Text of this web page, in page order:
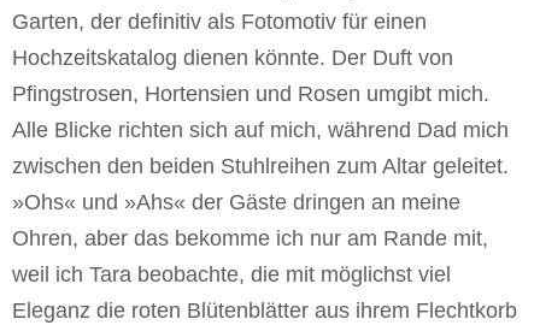
Garten, der definitiv als Fotomotiv für einen
Hochzeitskatalog dienen könnte. Der Duft von
Pfingstrosen, Hortensien und Rosen umgibt mich.
Alle Blicke richten sich auf mich, während Dad mich
zwischen den beiden Stuhlreihen zum Altar geleitet.
»Ohs« und »Ahs« der Gäste dringen an meine
Ohren, aber das bekomme ich nur am Rande mit,
weil ich Tara beobachte, die mit möglichst viel
Eleganz die roten Blütenblätter aus ihrem Flechtkorb